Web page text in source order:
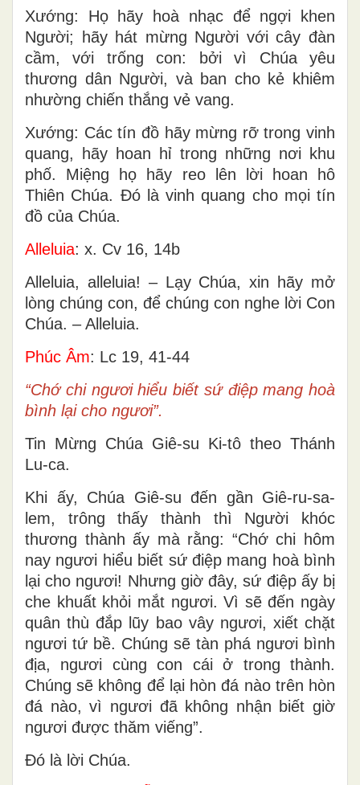
Xướng: Họ hãy hoà nhạc để ngợi khen
Người; hãy hát mừng Người với cây đàn
cầm, với trống con: bởi vì Chúa yêu
thương dân Người, và ban cho kẻ khiêm
nhường chiến thắng vẻ vang.
Xướng: Các tín đồ hãy mừng rỡ trong vinh
quang, hãy hoan hỉ trong những nơi khu
phố. Miệng họ hãy reo lên lời hoan hô
Thiên Chúa. Ðó là vinh quang cho mọi tín
đồ của Chúa.
Alleluia: x. Cv 16, 14b
Alleluia, alleluia! – Lạy Chúa, xin hãy mở
lòng chúng con, để chúng con nghe lời Con
Chúa. – Alleluia.
Phúc Âm: Lc 19, 41-44
“Chớ chi ngươi hiểu biết sứ điệp mang hoà
bình lại cho ngươi”.
Tin Mừng Chúa Giê-su Ki-tô theo Thánh
Lu-ca.
Khi ấy, Chúa Giê-su đến gần Giê-ru-sa-
lem, trông thấy thành thì Người khóc
thương thành ấy mà rằng: “Chớ chi hôm
nay ngươi hiểu biết sứ điệp mang hoà bình
lại cho ngươi! Nhưng giờ đây, sứ điệp ấy bị
che khuất khỏi mắt ngươi. Vì sẽ đến ngày
quân thù đắp lũy bao vây ngươi, xiết chặt
ngươi tứ bề. Chúng sẽ tàn phá ngươi bình
địa, ngươi cùng con cái ở trong thành.
Chúng sẽ không để lại hòn đá nào trên hòn
đá nào, vì ngươi đã không nhận biết giờ
ngươi được thăm viếng”.
Ðó là lời Chúa.